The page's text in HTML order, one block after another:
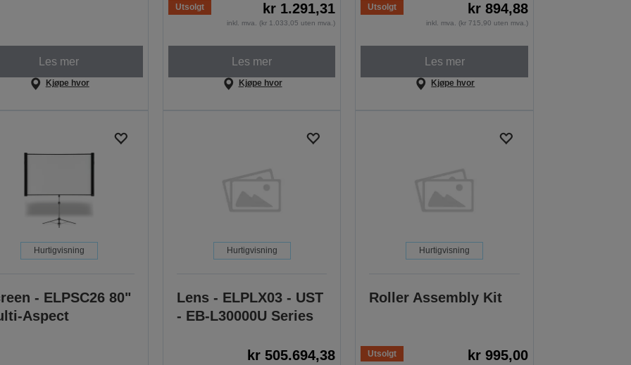
Les mer
Kjøpe hvor
Utsolgt kr 1.291,31
inkl. mva. (kr 1.033,05 uten mva.)
Les mer
Kjøpe hvor
Utsolgt kr 894,88
inkl. mva. (kr 715,90 uten mva.)
Les mer
Kjøpe hvor
Hurtigvisning
- ELPSC26 80"
Aspect
Hurtigvisning
Lens - ELPLX03 - UST
- EB-L30000U Series
kr 505.694,38
Hurtigvisning
Roller Assembly Kit
Utsolgt kr 995,00